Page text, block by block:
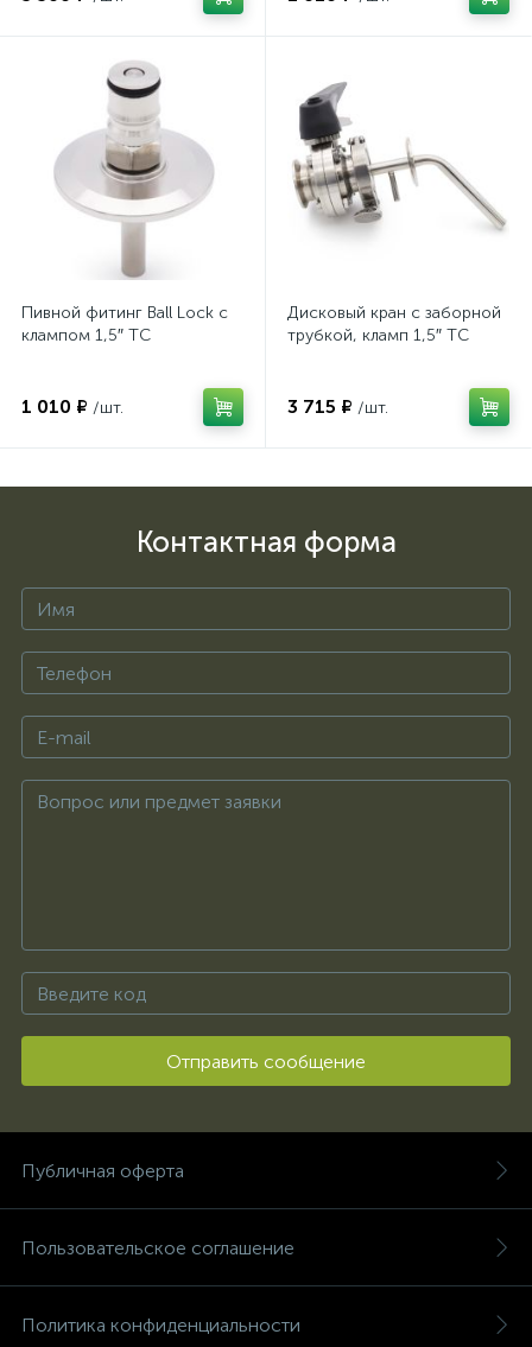
Пивной фитинг Ball Lock с
клампом 1,5″ TC
1 010 ₽ /шт.
Дисковый кран с заборной
трубкой, кламп 1,5″ TC
3 715 ₽ /шт.
Контактная форма
Отправить сообщение
Публичная оферта
Пользовательское соглашение
Политика конфиденциальности